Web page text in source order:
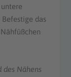
das
Nähens